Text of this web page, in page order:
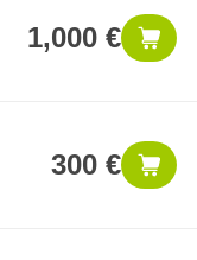
1,000 €
300 €